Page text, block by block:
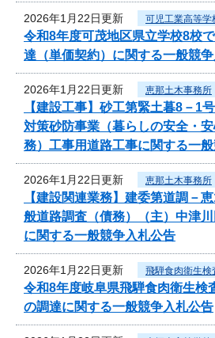
2026年1月22日更新 可児工業高等学
令和8年度可茂地区県立学校8校
達（単価契約）に関する一般競
2026年1月22日更新 恵那土木事務所
【建設工事】砂工第緊土暮8－1
対策砂防事業（暮らしの安全・
務）工事用道路工事に関する一
2026年1月22日更新 恵那土木事務所
【建設関連業務】建委第道調－
般道路調査（債務）（主）中津
に関する一般競争入札公告
2026年1月22日更新 飛騨食肉衛生検
令和8年度岐阜県飛騨食肉衛生検
の調達に関する一般競争入札公告